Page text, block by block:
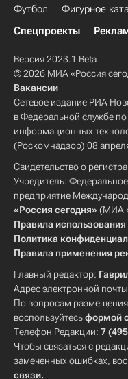
Футбол Фигурное
Спецпроекты
Версия 2023.1 Beta
© 2026 МИА «Россия
Вакансии
Сетевое издание РИА
в Федеральной службе
информационных
(Роскомнадзор) 08
Свидетельство о
Учредитель:
предприятие
«Россия сегодня» (МИА
Правила
Политика
Правила применения
Главный редактор:
Адрес электронной
По вопросам
воспользуйтесьформой
Телефон Редакции: 7
Чтобы связаться с
замеченных ошибках,
связи.